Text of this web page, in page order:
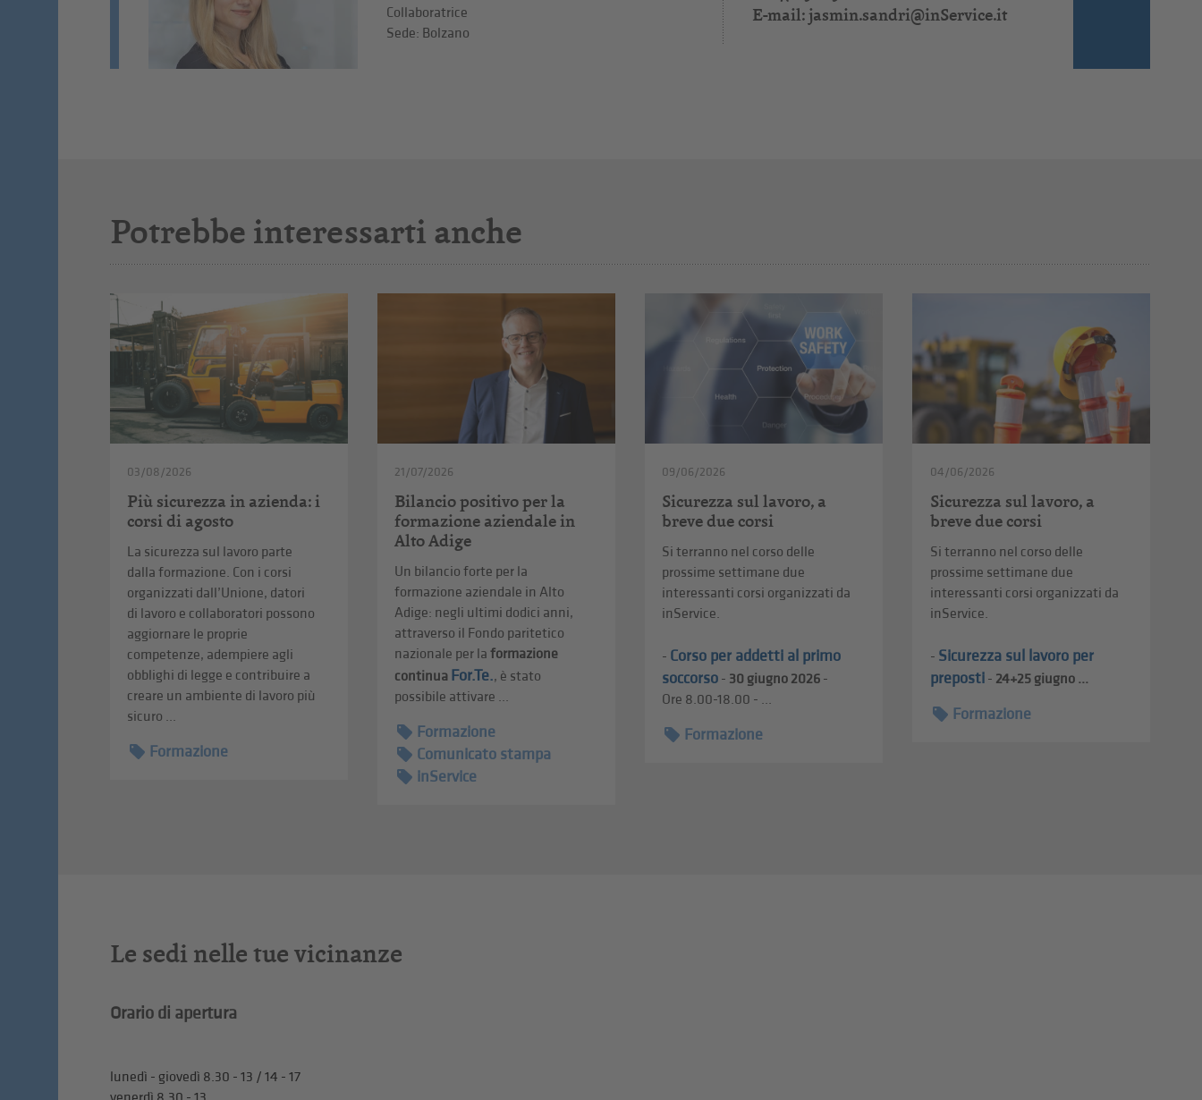
Collaboratrice
Sede: Bolzano
E-mail:jasmin.sandri@inService.it
Potrebbe interessarti anche
03/08/2026
Più sicurezza in azienda: i
corsi di agosto
La sicurezza sul lavoro parte
dalla formazione. Con i corsi
organizzati dall’Unione, datori
di lavoro e collaboratori possono
aggiornare le proprie
competenze, adempiere agli
obblighi di legge e contribuire a
creare un ambiente di lavoro più
sicuro ...
Formazione
21/07/2026
Bilancio positivo per la
formazione aziendale in
Alto Adige
Un bilancio forte per la
formazione aziendale in Alto
Adige: negli ultimi dodici anni,
attraverso il Fondo paritetico
nazionale per laformazione
continua For.Te., è stato
possibile attivare ...
Formazione
Comunicato stampa
inService
09/06/2026
Sicurezza sul lavoro, a
breve due corsi
Si terranno nel corso delle
prossime settimane due
interessanti corsi organizzati da
inService.
- Corso per addetti al primo
soccorso - 30 giugno 2026 -
Ore 8.00-18.00 - ...
Formazione
04/06/2026
Sicurezza sul lavoro, a
breve due corsi
Si terranno nel corso delle
prossime settimane due
interessanti corsi organizzati da
inService.
- Sicurezza sul lavoro per
preposti- 24+25 giugno ...
Formazione
Le sedi nelle tue vicinanze
Orario di apertura
lunedì - giovedì 8.30 - 13 / 14 - 17